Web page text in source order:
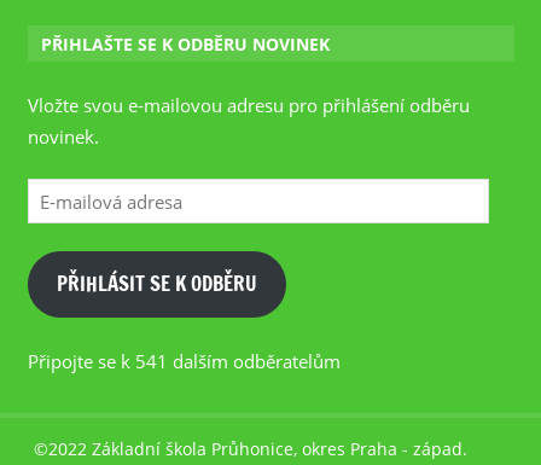
PŘIHLAŠTE SE K ODBĚRU NOVINEK
Vložte svou e-mailovou adresu pro přihlášení odběru
novinek.
E-
mailová
adresa
PŘIHLÁSIT SE K ODBĚRU
Připojte se k 541 dalším odběratelům
©2022 Základní škola Průhonice, okres Praha - západ.